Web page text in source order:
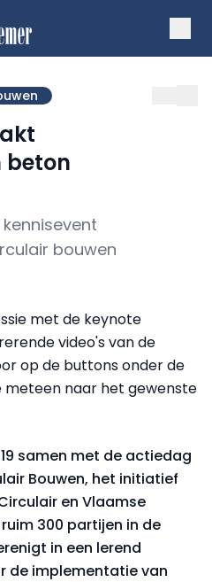
beton
bouwen
met de keynote
video's van de
op de buttons onder de
meteen naar het gewenste
samen met de actiedag
Bouwen, het initiatief
en Vlaamse
300 partijen in de
in een lerend
de implementatie van